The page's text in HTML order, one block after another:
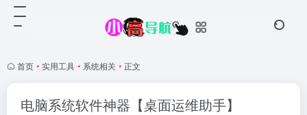
首页 • 实用工具 • 系统相关 • 正文
电脑系统软件神器【桌面运维助手】